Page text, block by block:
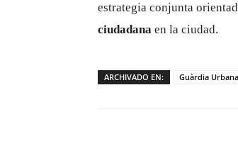
estrategia conjunta
ciudadana en la ciudad.
ARCHIVADO EN: Guàrdia Urbana